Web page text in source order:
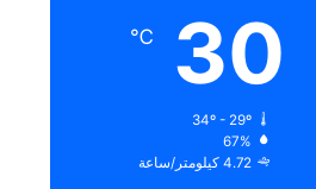
30
℃
34º - 29º
67%
4.72 كيلومتر/ساعة